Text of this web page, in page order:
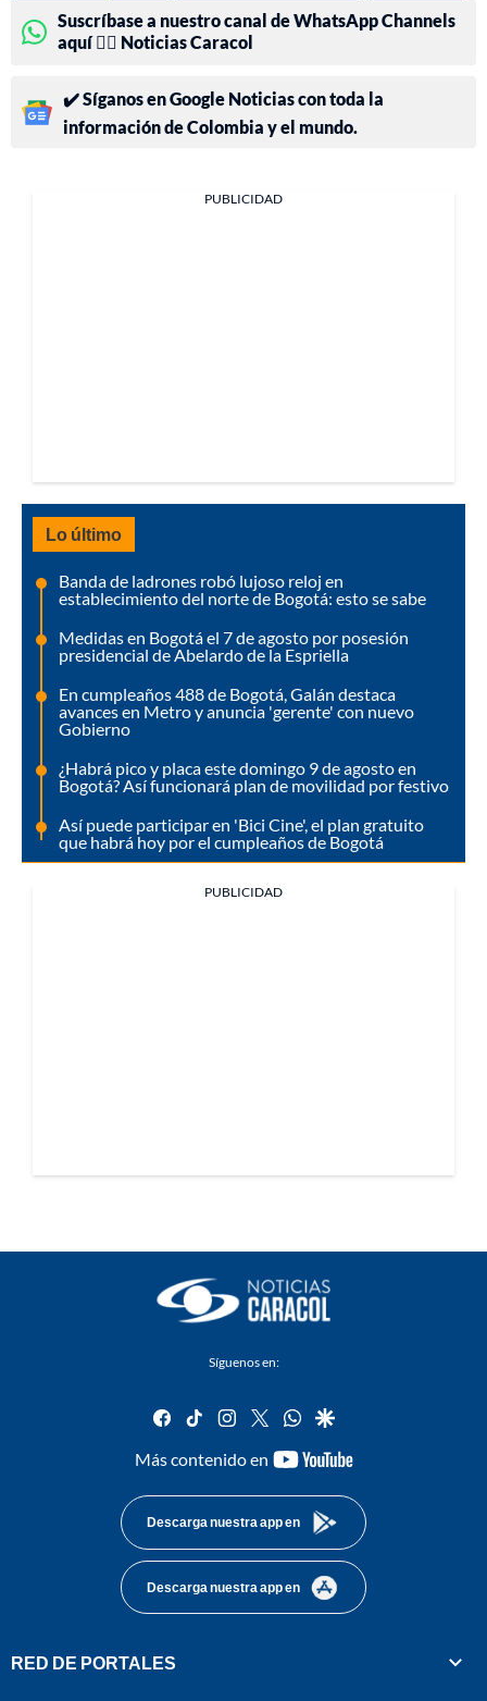
Suscríbase a nuestro canal de WhatsApp Channels
aquí 👉🏻 Noticias Caracol
✔️ Síganos en Google Noticias con toda la
información de Colombia y el mundo.
PUBLICIDAD
Lo último
Banda de ladrones robó lujoso reloj en
establecimiento del norte de Bogotá: esto se sabe
Medidas en Bogotá el 7 de agosto por posesión
presidencial de Abelardo de la Espriella
En cumpleaños 488 de Bogotá, Galán destaca
avances en Metro y anuncia 'gerente' con nuevo
Gobierno
¿Habrá pico y placa este domingo 9 de agosto en
Bogotá? Así funcionará plan de movilidad por festivo
Así puede participar en 'Bici Cine', el plan gratuito
que habrá hoy por el cumpleaños de Bogotá
PUBLICIDAD
Síguenos en:
facebook
tiktok instagram
twitterwhatsapp
google
Más contenido en
youtube-
Descarga nuestra app en
Descarga nuestra app en
RED DE PORTALES